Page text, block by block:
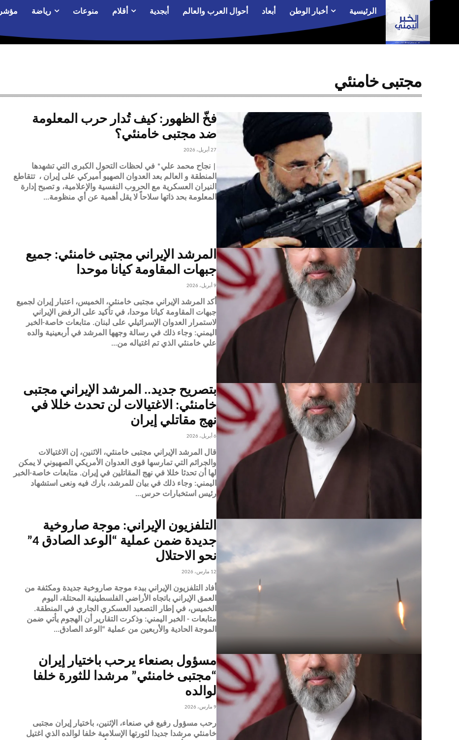
الرئيسية أخبار الوطن أبعاد أحوال العرب والعالم أبجدية أقلام منوعات رياضة مؤشر
مجتبى خامنئي
فخّ الظهور: كيف تُدار حرب المعلومة
ضد مجتبى خامنئي؟
27 أبريل، 2026
| نجاح محمد علي* في لحظات التحول الكبرى التي تشهدها
المنطقة و العالم بعد العدوان الصهيو أميركي على إيران ، تتقاطع
النيران العسكرية مع الحروب النفسية والإعلامية، و تصبح إدارة
المعلومة بحد ذاتها سلاحاً لا يقل أهمية عن أي منظومة...
المرشد الإيراني مجتبى خامنئي: جميع
جبهات المقاومة كيانا موحدا
9 أبريل، 2026
أكد المرشد الإيراني مجتبى خامنئي، الخميس، اعتبار إيران لجميع
جبهات المقاومة كيانا موحدا، في تأكيد على الرفض الإيراني
لاستمرار العدوان الإسرائيلي على لبنان. متابعات خاصة-الخبر
اليمني: وجاء ذلك في رسالة وجهها المرشد في أربعينية والده
علي خامنئي الذي تم اغتياله من...
بتصريح جديد.. المرشد الإيراني مجتبى
خامنئي: الاغتيالات لن تحدث خللا في
نهج مقاتلي إيران
6 أبريل، 2026
قال المرشد الإيراني مجتبى خامنئي، الاثنين، إن الاغتيالات
والجرائم التي تمارسها قوى العدوان الأمريكي الصهيوني لا يمكن
لها أن تحدثا خللا في نهج المقاتلين في إيران. متابعات خاصة-الخبر
اليمني: وجاء ذلك في بيان للمرشد، بارك فيه ونعى استشهاد
رئيس استخبارات حرس...
التلفزيون الإيراني: موجة صاروخية
جديدة ضمن عملية “الوعد الصادق 4”
نحو الاحتلال
12 مارس، 2026
أفاد التلفزيون الإيراني ببدء موجة صاروخية جديدة ومكثفة من
العمق الإيراني باتجاه الأراضي الفلسطينية المحتلة، اليوم
الخميس، في إطار التصعيد العسكري الجاري في المنطقة.
متابعات - الخبر اليمني: وذكرت التقارير أن الهجوم يأتي ضمن
الموجة الحادية والأربعين من عملية “الوعد الصادق...
مسؤول بصنعاء يرحب باختيار إيران
“مجتبى خامنئي” مرشدا للثورة خلفا
لوالده
9 مارس، 2026
رحب مسؤول رفيع في صنعاء، الإثنين، باختيار إيران مجتبى
خامنئي مرشدا جديدا لثورتها الإسلامية خلفا لوالده الذي اغتيل